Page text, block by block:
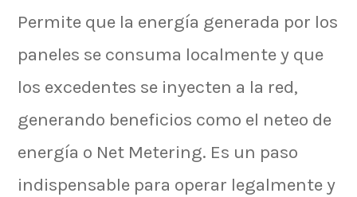
Permite que la energía generada por los
paneles se consuma localmente y que
los excedentes se inyecten a la red,
generando beneficios como el neteo de
energía o Net Metering. Es un paso
indispensable para operar legalmente y